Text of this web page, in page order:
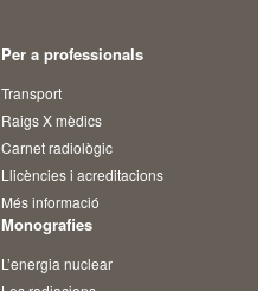
Per a professionals
Transport
Raigs X mèdics
Carnet radiològic
Llicències i acreditacions
Més informació
Monografies
L’energia nuclear